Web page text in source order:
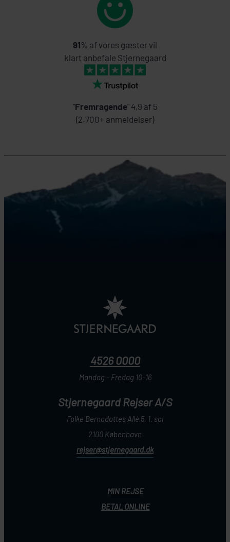
91% af vores gæster vil
klart anbefale Stjernegaard
"Fremragende" 4,9 af 5
(2.700+ anmeldelser)
4526 0000
Mandag - Fredag 10-16
Stjernegaard Rejser A/S
Folke Bernadottes Allé 5, 1. sal
2100 København
rejser@stjernegaard.dk
MIN REJSE
BETAL ONLINE